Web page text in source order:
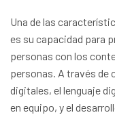
Una de las
es su capacidad para
personas con los
personas. A través de
digitales, el lenguaje
en equipo, y el